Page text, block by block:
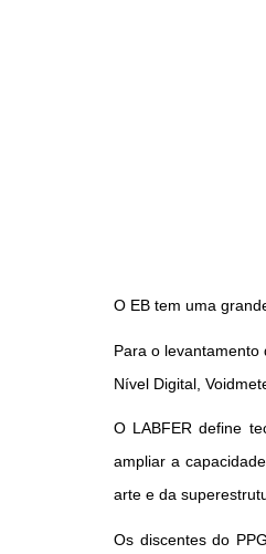
O EB tem uma
Para o
Nível Digital,
O LABFER define
ampliar a
arte e da
Os discentes do